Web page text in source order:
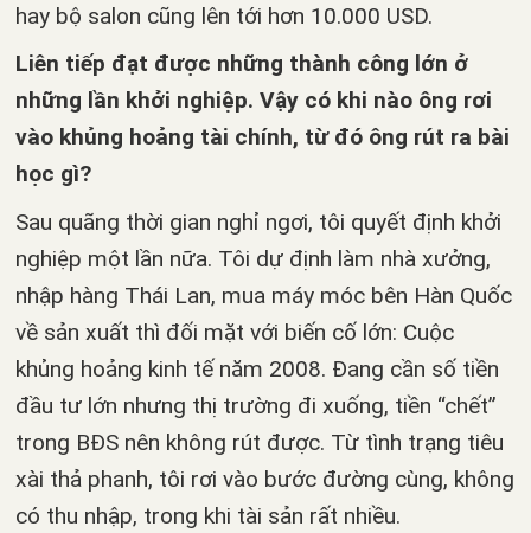
hay bộ salon cũng lên tới hơn 10.000 USD.
Liên tiếp đạt được những thành công lớn ở
những lần khởi nghiệp. Vậy có khi nào ông rơi
vào khủng hoảng tài chính, từ đó ông rút ra bài
học gì?
Sau quãng thời gian nghỉ ngơi, tôi quyết định khởi
nghiệp một lần nữa. Tôi dự định làm nhà xưởng,
nhập hàng Thái Lan, mua máy móc bên Hàn Quốc
về sản xuất thì đối mặt với biến cố lớn: Cuộc
khủng hoảng kinh tế năm 2008. Đang cần số tiền
đầu tư lớn nhưng thị trường đi xuống, tiền “chết”
trong BĐS nên không rút được. Từ tình trạng tiêu
xài thả phanh, tôi rơi vào bước đường cùng, không
có thu nhập, trong khi tài sản rất nhiều.